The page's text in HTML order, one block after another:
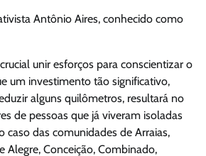
Antônio Aires, conhecido como
unir esforços para conscientizar o
um investimento tão significativo,
alguns quilômetros, resultará no
de pessoas que já viveram isoladas
caso das comunidades de Arraias,
Alegre, Conceição, Combinado,